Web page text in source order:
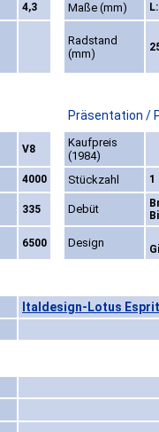
4,3 Maße (mm)
Radstand
(mm)
Präsentation /
V8
Kaufpreis
(1984)
4000 Stückzahl 1
335 Debüt
6500 Design
Italdesign-Lotus